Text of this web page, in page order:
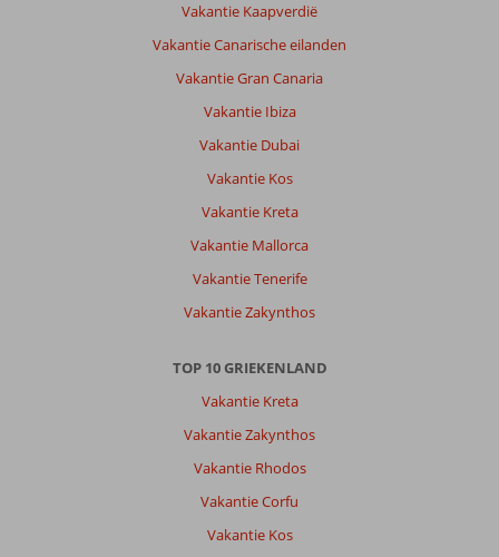
Vakantie Kaapverdië
Vakantie Canarische eilanden
Vakantie Gran Canaria
Vakantie Ibiza
Vakantie Dubai
Vakantie Kos
Vakantie Kreta
Vakantie Mallorca
Vakantie Tenerife
Vakantie Zakynthos
TOP 10 GRIEKENLAND
Vakantie Kreta
Vakantie Zakynthos
Vakantie Rhodos
Vakantie Corfu
Vakantie Kos